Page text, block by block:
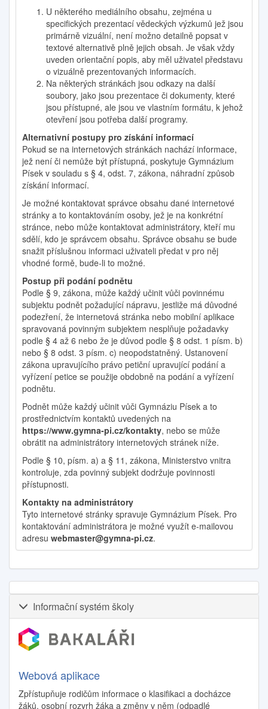
U některého mediálního obsahu, zejména u
specifických prezentací vědeckých výzkumů jež jsou
primárně vizuální, není možno detailně popsat v
textové alternativě plně jejich obsah. Je však vždy
uveden orientační popis, aby měl uživatel představu
o vizuálně prezentovaných informacích.
Na některých stránkách jsou odkazy na další
soubory, jako jsou prezentace či dokumenty, které
jsou přístupné, ale jsou ve vlastním formátu, k jehož
otevření jsou potřeba další programy.
Alternativní postupy pro získání informací
Pokud se na internetových stránkách nachází informace,
jež není či nemůže být přístupná, poskytuje Gymnázium
Písek v souladu s § 4, odst. 7, zákona, náhradní způsob
získání informací.
Je možné kontaktovat správce obsahu dané internetové
stránky a to kontaktováním osoby, jež je na konkrétní
stránce, nebo může kontaktovat administrátory, kteří mu
sdělí, kdo je správcem obsahu. Správce obsahu se bude
snažit příslušnou informaci uživateli předat v pro něj
vhodné formě, bude-li to možné.
Postup při podání podnětu
Podle § 9, zákona, může každý učinit vůči povinnému
subjektu podnět požadující nápravu, jestliže má důvodné
podezření, že internetová stránka nebo mobilní aplikace
spravovaná povinným subjektem nesplňuje požadavky
podle § 4 až 6 nebo že je důvod podle § 8 odst. 1 písm. b)
nebo § 8 odst. 3 písm. c) neopodstatněný. Ustanovení
zákona upravujícího právo petiční upravující podání a
vyřízení petice se použije obdobně na podání a vyřízení
podnětu.
Podnět může každý učinit vůči Gymnáziu Písek a to
prostřednictvím kontaktů uvedených na
https://www.gymna-pi.cz/kontakty, nebo se může
obrátit na administrátory internetových stránek níže.
Podle § 10, písm. a) a § 11, zákona, Ministerstvo vnitra
kontroluje, zda povinný subjekt dodržuje povinnosti
přístupnosti.
Kontakty na administrátory
Tyto internetové stránky spravuje Gymnázium Písek. Pro
kontaktování administrátora je možné využít e-mailovou
adresu webmaster@gymna-pi.cz.
Informační systém školy
Webová aplikace
Zpřístupňuje rodičům informace o klasifikaci a docházce
žáků, osobní rozvrh žáka a změny v něm (odpadlé